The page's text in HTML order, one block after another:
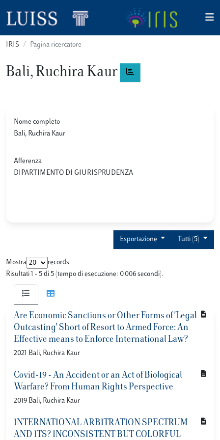
IRIS Pagina ricercatore
Bali, Ruchira Kaur
Nome completo
Bali, Ruchira Kaur
Afferenza
DIPARTIMENTO DI GIURISPRUDENZA
Tutti (5)
Esportazione
Mostra
records
Risultati 1 - 5 di 5 (tempo di esecuzione: 0.006 secondi).
Are Economic Sanctions or Other Forms of 'Legal
Outcasting' Short of Resort to Armed Force: An
Effective means to Enforce International Law?
2021 Bali, Ruchira Kaur
Covid-19 - An Accident or an Act of Biological
Warfare? From Human Rights Perspective
2019 Bali, Ruchira Kaur
INTERNATIONAL ARBITRATION SPECTRUM
AND ITS? INCONSISTENT BUT COLORFUL